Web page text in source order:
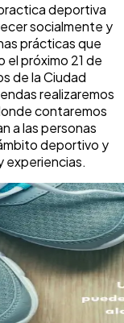
deportiva
socialmente y
prácticas que
el próximo 21 de
de la Ciudad
realizaremos
contaremos
a las personas
deportivo y
experiencias.